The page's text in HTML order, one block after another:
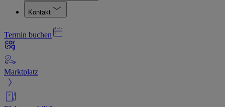
Kontakt
Termin buchen
Marktplatz